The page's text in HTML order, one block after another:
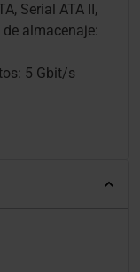
Serial ATA II,
almacenaje:
5 Gbit/s